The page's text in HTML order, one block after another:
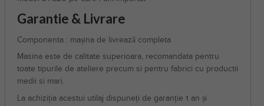
Garantie & Livrare
Componenta : mașina de livrează completa
Masina este de calitate superioara, recomandata pentru
toate tipurile de ateliere precum si pentru fabrici cu productii
medii si mari.
La achiziția acestui utilaj dispuneți de garanție 1 an și